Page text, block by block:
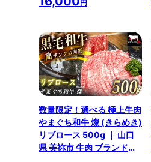
ライス 牛 肉 お肉 にく
円
数量限定！選べる 極上牛肉
やまぐち和牛 燦 (きらめき)
リブロース 500g ｜ 山口
県 美祢市 牛肉 ブランド牛